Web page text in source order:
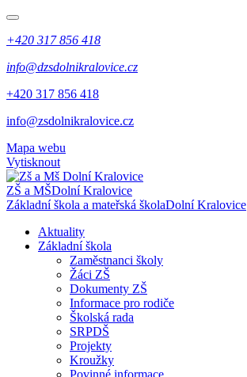
+420 317 856 418
info@dzsdolnikralovice.cz
+420 317 856 418
info@zsdolnikralovice.cz
Mapa webu
Vytisknout
ZŠ a MŠDolní Kralovice
Základní škola a mateřská školaDolní Kralovice
Aktuality
Základní škola
Zaměstnanci školy
Žáci ZŠ
Dokumenty ZŠ
Informace pro rodiče
Školská rada
SRPDŠ
Projekty
Kroužky
Povinné informace